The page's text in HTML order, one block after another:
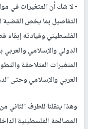
- لا شك أن المتغيرات في
التفاصيل بما يخص
الفلسطيني وقيادته
الدولي والإسلامي
المتغيرات المتلاحقة
العربي والإسلامي وحتى
وهذا ينقلنا للطرف الثاني
المصالحة الفلسطينية